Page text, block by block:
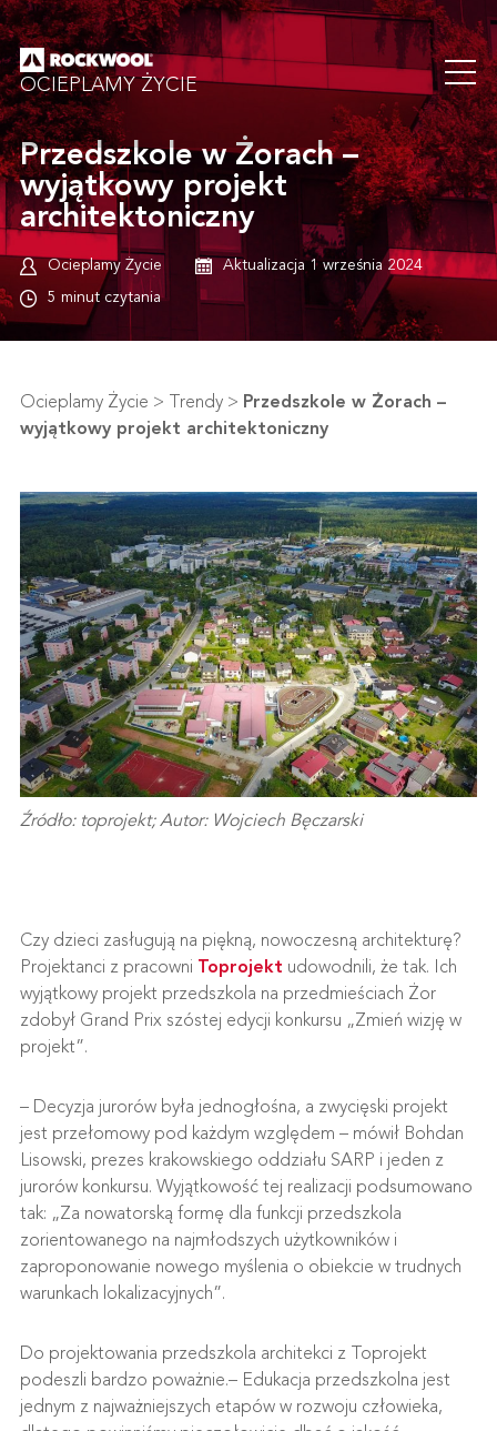
OCIEPLAMY ŻYCIE
Przedszkole w Żorach –
wyjątkowy projekt
architektoniczny
Ocieplamy Życie Aktualizacja 1 września 2024
5 minut czytania
Ocieplamy Życie > Trendy > Przedszkole w Żorach –
wyjątkowy projekt architektoniczny
Źródło: toprojekt; Autor: Wojciech Bęczarski
Czy dzieci zasługują na piękną, nowoczesną architekturę?
Projektanci z pracowni
Toprojekt udowodnili, że tak. Ich
wyjątkowy projekt przedszkola na przedmieściach Żor
zdobył Grand Prix szóstej edycji konkursu „Zmień wizję w
projekt”.
– Decyzja jurorów była jednogłośna, a zwycięski projekt
jest przełomowy pod każdym względem – mówił Bohdan
Lisowski, prezes krakowskiego oddziału SARP i jeden z
jurorów konkursu. Wyjątkowość tej realizacji podsumowano
tak: „Za nowatorską formę dla funkcji przedszkola
zorientowanego na najmłodszych użytkowników i
zaproponowanie nowego myślenia o obiekcie w trudnych
warunkach lokalizacyjnych”.
Do projektowania przedszkola architekci z Toprojekt
podeszli bardzo poważnie.– Edukacja przedszkolna jest
jednym z najważniejszych etapów w rozwoju człowieka,